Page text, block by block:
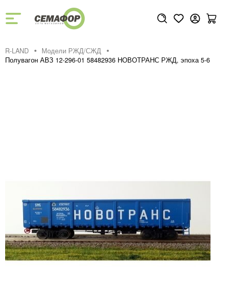
R-LAND
Модели РЖД/СЖД
Полувагон АВЗ 12-296-01 58482936 НОВОТРАНС РЖД, эпоха 5-6